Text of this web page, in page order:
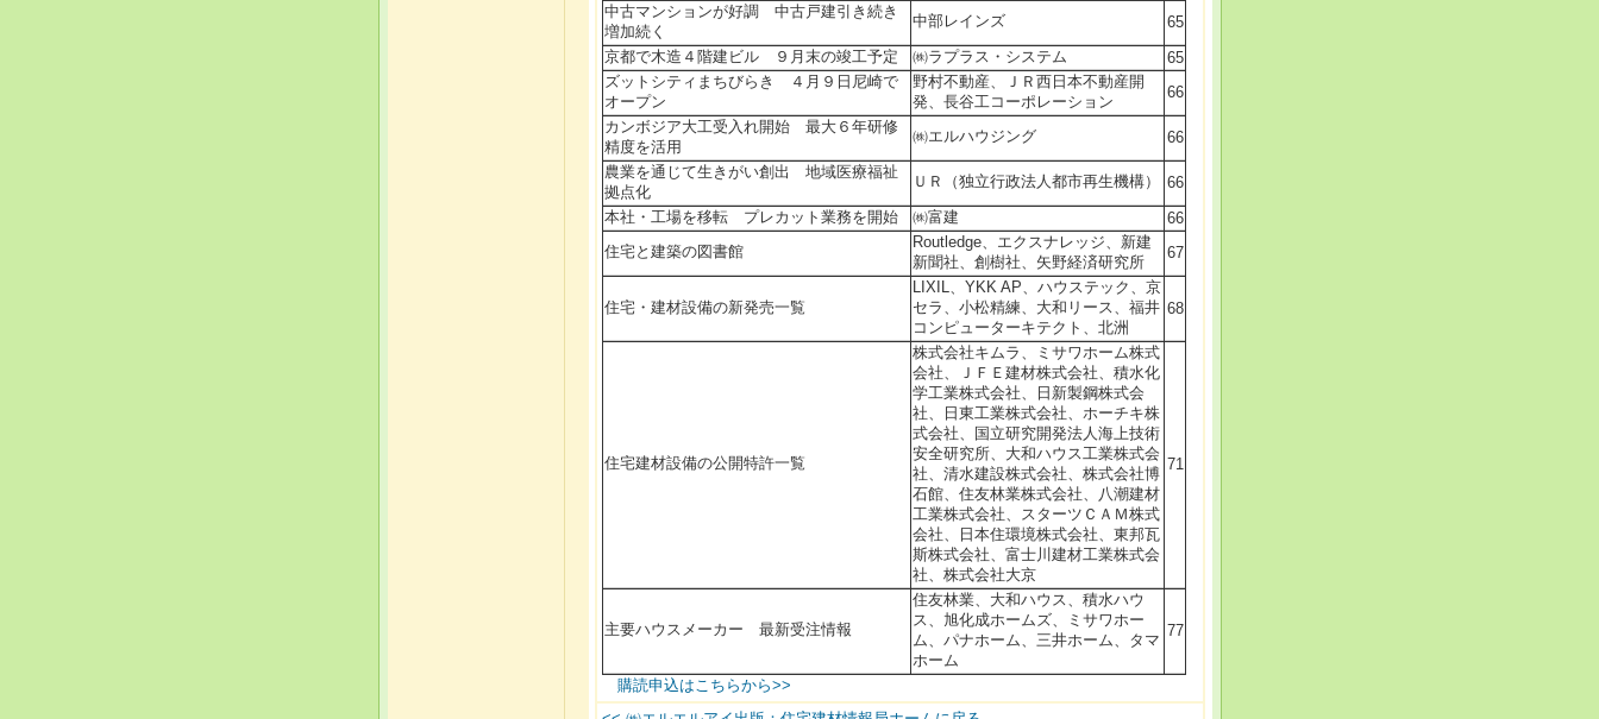
中古マンションが好調 中古戸建引き続き
増加続く
中部レインズ
65
京都で木造４階建ビル ９月末の竣工予定
㈱ラプラス・システム
65
ズットシティまちびらき ４月９日尼崎で
オープン
野村不動産、ＪＲ西日本不動産開
発、長谷工コーポレーション
66
カンボジア大工受入れ開始 最大６年研修
精度を活用
㈱エルハウジング
66
農業を通じて生きがい創出 地域医療福祉
拠点化
ＵＲ（独立行政法人都市再生機構）
66
本社・工場を移転 プレカット業務を開始
㈱富建
66
住宅と建築の図書館
Routledge、エクスナレッジ、新建
新聞社、創樹社、矢野経済研究所
67
住宅・建材設備の新発売一覧
LIXIL、YKK AP、ハウステック、京
セラ、小松精練、大和リース、福井
コンピューターキテクト、北洲
68
住宅建材設備の公開特許一覧
株式会社キムラ、ミサワホーム株式
会社、ＪＦＥ建材株式会社、積水化
学工業株式会社、日新製鋼株式会
社、日東工業株式会社、ホーチキ株
式会社、国立研究開発法人海上技術
安全研究所、大和ハウス工業株式会
社、清水建設株式会社、株式会社博
石館、住友林業株式会社、八潮建材
工業株式会社、スターツＣＡＭ株式
会社、日本住環境株式会社、東邦瓦
斯株式会社、富士川建材工業株式会
社、株式会社大京
71
主要ハウスメーカー 最新受注情報
住友林業、大和ハウス、積水ハウ
ス、旭化成ホームズ、ミサワホー
ム、パナホーム、三井ホーム、タマ
ホーム
77
購読申込はこちらから>>